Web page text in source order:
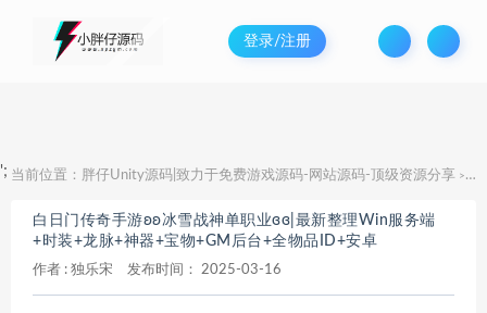
登录/注册
'; 当前位置： 胖仔Unity源码|致力于免费游戏源码-网站源码-顶级资源分享 > 白
白日门传奇手游ʚʚ冰雪战神单职业ɞɞ|最新整理Win服务端
+时装+龙脉+神器+宝物+GM后台+全物品ID+安卓
作者 : 独乐宋 发布时间： 2025-03-16